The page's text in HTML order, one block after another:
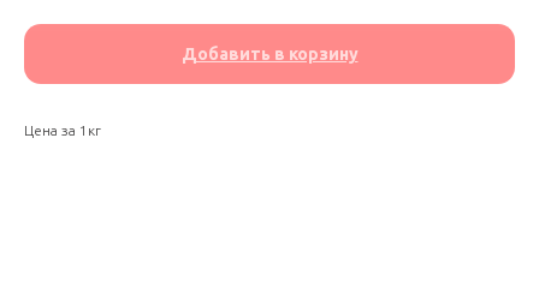
Добавить в корзину
Цена за 1кг